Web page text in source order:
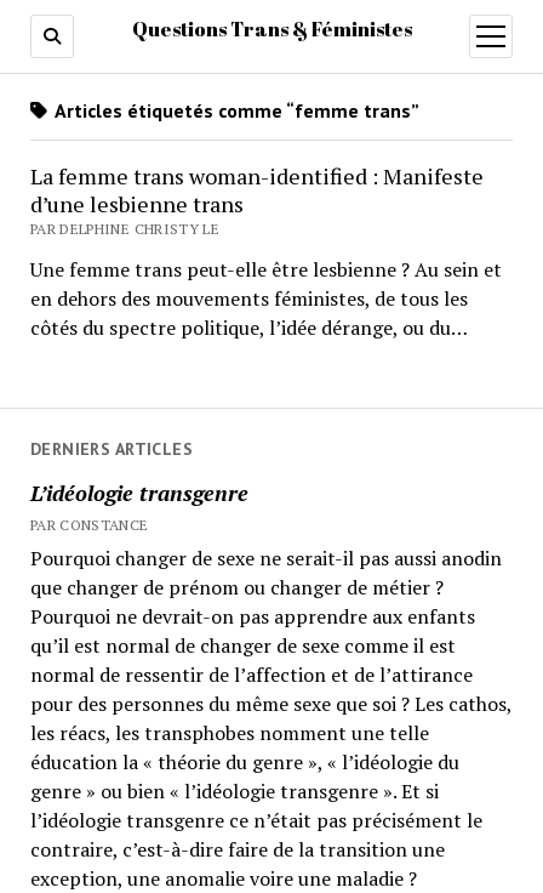
Questions Trans & Féministes
ouvrir
menu
DERNIERS ARTICLES
L’idéologie transgenre
PAR CONSTANCE
Pourquoi changer de sexe ne serait-il pas aussi anodin
que changer de prénom ou changer de métier ?
Pourquoi ne devrait-on pas apprendre aux enfants
qu’il est normal de changer de sexe comme il est
normal de ressentir de l’affection et de l’attirance
pour des personnes du même sexe que soi ? Les cathos,
les réacs, les transphobes nomment une telle
éducation la « théorie du genre », « l’idéologie du
genre » ou bien « l’idéologie transgenre ». Et si
l’idéologie transgenre ce n’était pas précisément le
contraire, c’est-à-dire faire de la transition une
exception, une anomalie voire une maladie ?
Articles étiquetés comme “femme trans”
La femme trans woman-identified : Manifeste
d’une lesbienne trans
PAR DELPHINE CHRISTY LE
Une femme trans peut-elle être lesbienne ? Au sein et
en dehors des mouvements féministes, de tous les
côtés du spectre politique, l’idée dérange, ou du…